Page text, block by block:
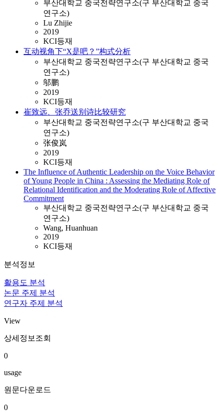
부산대학교 중국전략연구소(구 부산대학교 중국
연구소)
Lu Zhijie
2019
KCI등재
互动视角下“X是吧？”构式分析
부산대학교 중국전략연구소(구 부산대학교 중국
연구소)
邬鹏
2019
KCI등재
崔致远、张乔送别诗比较研究
부산대학교 중국전략연구소(구 부산대학교 중국
연구소)
张俊岚
2019
KCI등재
The Influence of Authentic Leadership on the Voice Behavior
of Young People in China : Assessing the Mediating Role of
Relational Identification and the Moderating Role of Affective
Commitment
부산대학교 중국전략연구소(구 부산대학교 중국
연구소)
Wang, Huanhuan
2019
KCI등재
분석정보
활용도 분석
논문 주제 분석
연구자 주제 분석
View
상세정보조회
0
usage
원문다운로드
0